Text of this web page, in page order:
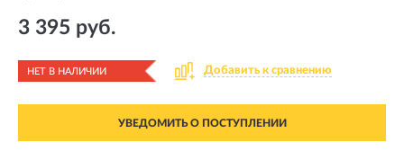
3 395 руб.
НЕТ В НАЛИЧИИ Добавить к сравнению
УВЕДОМИТЬ О ПОСТУПЛЕНИИ